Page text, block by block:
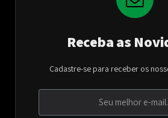
Receba as
Cadastre-se para receber os